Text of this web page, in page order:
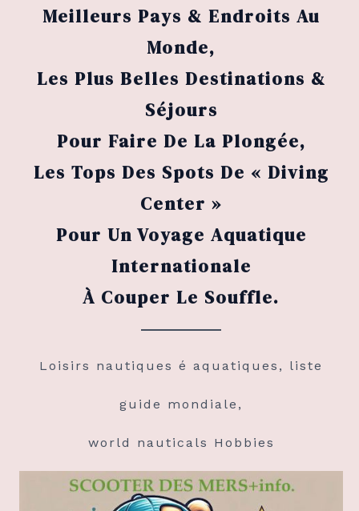
Meilleurs Pays & Endroits Au
Monde,
Les Plus Belles Destinations &
Séjours
Pour Faire De La Plongée,
Les Tops Des Spots De « Diving
Center »
Pour Un Voyage Aquatique
Internationale
À Couper Le Souffle.
Loisirs nautiques é aquatiques, liste
guide mondiale,
world nauticals Hobbies